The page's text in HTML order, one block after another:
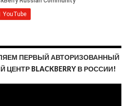
ПЕРВЫЙ АВТОРИЗОВАННЫЙ
BLACKBERRY В РОССИИ!